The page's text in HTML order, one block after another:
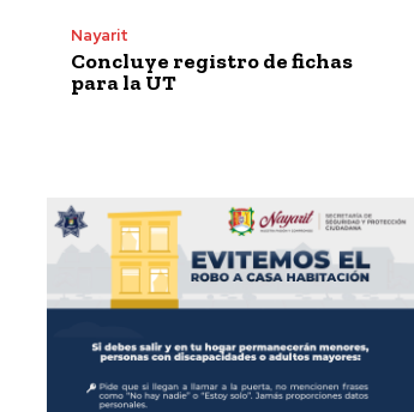
Nayarit
Concluye registro de fichas
para la UT